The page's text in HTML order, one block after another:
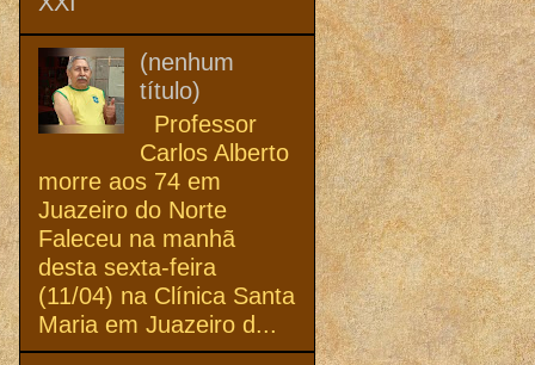
(nenhum
título)
Professor
Carlos Alberto
morre aos 74 em
Juazeiro do Norte
Faleceu na manhã
desta sexta-feira
(11/04) na Clínica Santa
Maria em Juazeiro d...